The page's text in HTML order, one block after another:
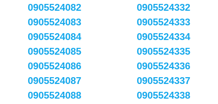
0905524082
0905524083
0905524084
0905524085
0905524086
0905524087
0905524088
0905524332
0905524333
0905524334
0905524335
0905524336
0905524337
0905524338